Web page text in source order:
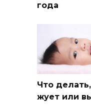
года
Что
жует или